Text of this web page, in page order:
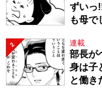
ずいっ
も母で
2 連載
部長が
身は子
と働き